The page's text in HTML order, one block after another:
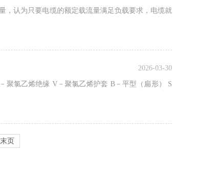
，认为只要电缆的额定载流量满足负载要求，电缆就
2026-03-30
聚氯乙烯绝缘 V－聚氯乙烯护套 B－平型（扁形） S
末页